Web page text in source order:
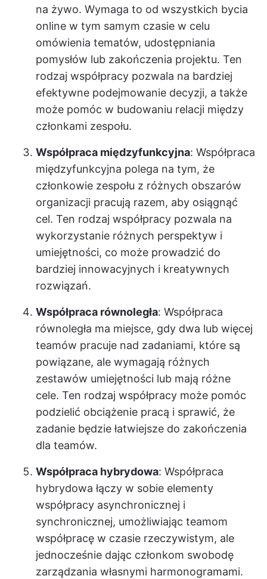
na żywo. Wymaga to od wszystkich bycia
online w tym samym czasie w celu
omówienia tematów, udostępniania
pomysłów lub zakończenia projektu. Ten
rodzaj współpracy pozwala na bardziej
efektywne podejmowanie decyzji, a także
może pomóc w budowaniu relacji między
członkami zespołu.
Współpraca międzyfunkcyjna: Współpraca
międzyfunkcyjna polega na tym, że
członkowie zespołu z różnych obszarów
organizacji pracują razem, aby osiągnąć
cel. Ten rodzaj współpracy pozwala na
wykorzystanie różnych perspektyw i
umiejętności, co może prowadzić do
bardziej innowacyjnych i kreatywnych
rozwiązań.
Współpraca równoległa: Współpraca
równoległa ma miejsce, gdy dwa lub więcej
teamów pracuje nad zadaniami, które są
powiązane, ale wymagają różnych
zestawów umiejętności lub mają różne
cele. Ten rodzaj współpracy może pomóc
podzielić obciążenie pracą i sprawić, że
zadanie będzie łatwiejsze do zakończenia
dla teamów.
Współpraca hybrydowa: Współpraca
hybrydowa łączy w sobie elementy
współpracy asynchronicznej i
synchronicznej, umożliwiając teamom
współpracę w czasie rzeczywistym, ale
jednocześnie dając członkom swobodę
zarządzania własnymi harmonogramami.